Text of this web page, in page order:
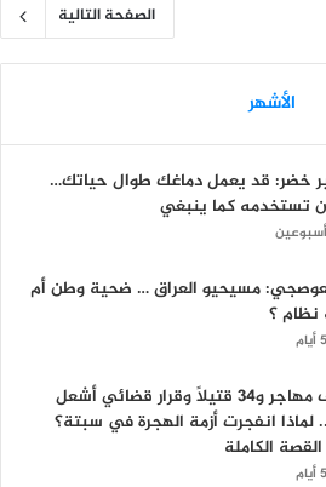
الصفحة التالية
الأشهر
خضر: قد يعمل دماغك طوال حياتك…
تستخدمه كما ينبغي
مسيحيو العراق … ضحية وطن أم
؟
60 ألف مهاجر و34 قتيلاً وقرار قضائي أشعل
لماذا انفجرت أزمة الهجرة في سبتة؟
الكاملة